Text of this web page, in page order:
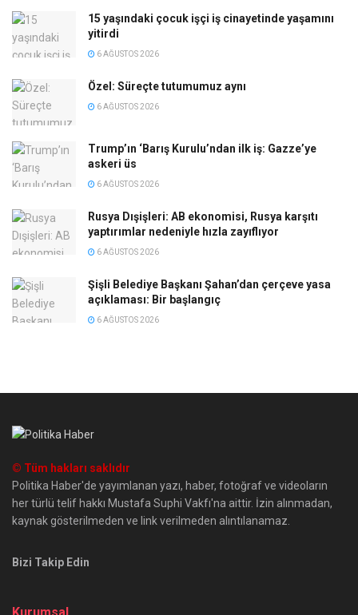
15 yaşındaki çocuk işçi iş cinayetinde yaşamını
yitirdi
6 AĞUSTOS 2026
Özel: Süreçte tutumumuz aynı
6 AĞUSTOS 2026
Trump’ın ‘Barış Kurulu’ndan ilk iş: Gazze’ye
askeri üs
6 AĞUSTOS 2026
Rusya Dışişleri: AB ekonomisi, Rusya karşıtı
yaptırımlar nedeniyle hızla zayıflıyor
6 AĞUSTOS 2026
Şişli Belediye Başkanı Şahan’dan çerçeve yasa
açıklaması: Bir başlangıç
6 AĞUSTOS 2026
© Tüm hakları saklıdır
Politika Haber'de yayımlanan yazı, haber, fotoğraf ve videoların
her türlü telif hakkı Mustafa Suphi Vakfı'na aittir. İzin alınmadan,
kaynak gösterilmeden ve link verilmeden alıntılanamaz.
Bizi Takip Edin